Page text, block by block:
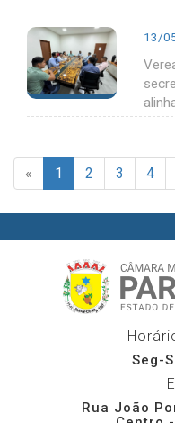
13/
« 1 2 3 4
Seg-
Rua João